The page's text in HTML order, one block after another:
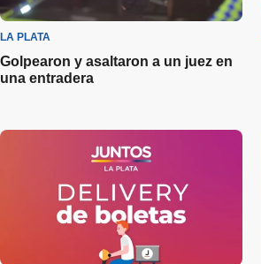
LA PLATA
Golpearon y asaltaron a un juez en
una entradera